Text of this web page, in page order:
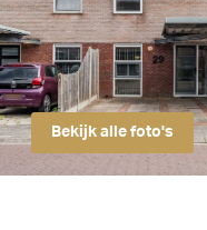
Bekijk alle foto's